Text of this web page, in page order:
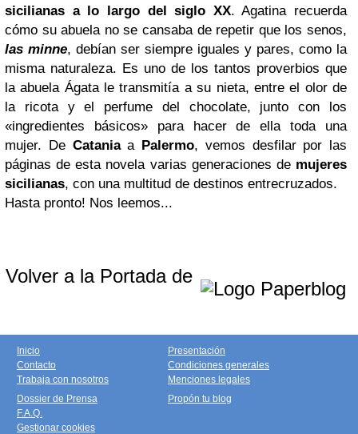
sicilianas a lo largo del siglo XX. Agatina recuerda
cómo su abuela no se cansaba de repetir que los senos,
las minne, debían ser siempre iguales y pares, como la
misma naturaleza. Es uno de los tantos proverbios que
la abuela Ágata le transmitía a su nieta, entre el olor de
la ricota y el perfume del chocolate, junto con los
«ingredientes básicos» para hacer de ella toda una
mujer. DeCataniaa Palermo, vemos desfilar por las
páginas de esta novela varias generaciones de mujeres
sicilianas, con una multitud de destinos entrecruzados.
Hasta pronto! Nos leemos...
Volver a la Portada de
Inicio
Contacto
Trabaja con nosotros
Presentación
Condiciones generales
Menciones legales
Dossier de Prensa
F.A.Q.
Gestionar cookies
Propón tu blog